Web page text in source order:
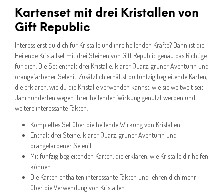
Kartenset mit drei Kristallen von
Gift Republic
Interessierst du dich für Kristalle und ihre heilenden Kräfte? Dann ist die
Heilende Kristallset mit drei Steinen von Gift Republic genau das Richtige
für dich. Die Set enthält drei Kristalle: klarer Quarz, grüner Aventurin und
orangefarbener Selenit. Zusätzlich erhältst du fünfzig begleitende Karten,
die erklären, wie du die Kristalle verwenden kannst, wie sie weltweit seit
Jahrhunderten wegen ihrer heilenden Wirkung genutzt werden und
weitere interessante Fakten.
Komplettes Set über die heilende Wirkung von Kristallen
Enthält drei Steine: klarer Quarz, grüner Aventurin und
orangefarbener Selenit
Mit fünfzig begleitenden Karten, die erklären, wie Kristalle dir helfen
können
Die Karten enthalten interessante Fakten und lehren dich mehr
über die Verwendung von Kristallen